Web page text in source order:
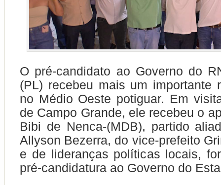
O pré-candidato ao Governo do
(PL) recebeu mais um importante
no Médio Oeste potiguar. Em
de Campo Grande, ele recebeu o
Bibi de Nenca-(MDB), partido
Allyson Bezerra, do vice-prefeito
e de lideranças políticas locais,
pré-candidatura ao Governo do